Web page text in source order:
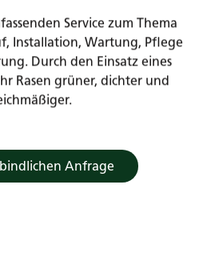
Service zum Thema
Installation, Wartung, Pflege
Durch den Einsatz eines
Rasen grüner, dichter und
Anfrage